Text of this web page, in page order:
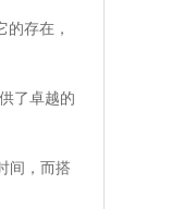
存在，
了卓越的
间，而搭